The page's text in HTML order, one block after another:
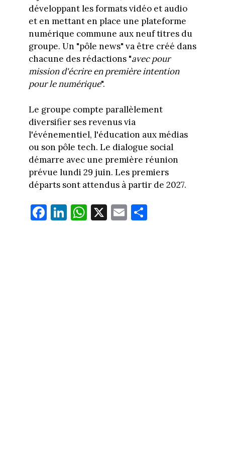
développant les formats vidéo et audio
et en mettant en place une plateforme
numérique commune aux neuf titres du
groupe. Un "pôle news" va être créé dans
chacune des rédactions "avec pour
mission d'écrire en première intention
pour le numérique".
Le groupe compte parallèlement
diversifier ses revenus via
l'événementiel, l'éducation aux médias
ou son pôle tech. Le dialogue social
démarre avec une première réunion
prévue lundi 29 juin. Les premiers
départs sont attendus à partir de 2027.
Fa
ce
Li
nk
W
ha
X E
m
Pa